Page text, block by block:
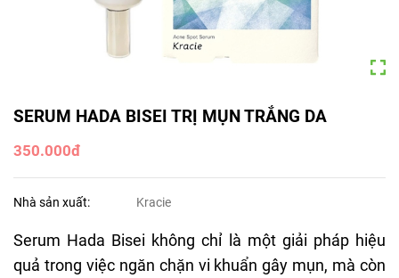
SERUM HADA BISEI TRỊ MỤN TRẮNG DA
350.000đ
Nhà sản xuất: Kracie
Serum Hada Bisei không chỉ là một giải pháp hiệu
quả trong việc ngăn chặn vi khuẩn gây mụn, mà còn